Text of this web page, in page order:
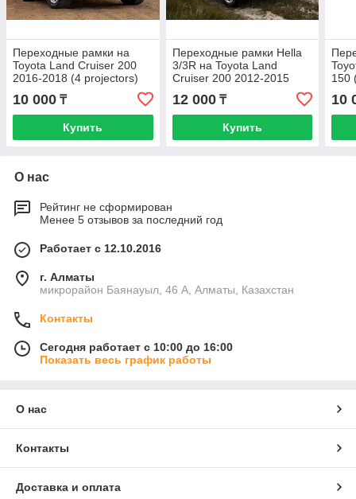
Переходные рамки на
Toyota Land Cruiser 200
2016-2018 (4 projectors)
High Light Halogen Hella
3R
10 000 ₸
Купить
Переходные рамки Hella
3/3R на Toyota Land
Cruiser 200 2012-2015
Lexus LX570 High Light
Lexus LS460 High
12 000₸
Купить
150
10
О нас
Рейтинг не сформирован
Менее 5 отзывов за последний год
Работает с 12.10.2016
г. Алматы
микрорайон Баянауыл, 46 А, Алматы, Казахстан
Контакты
Сегодня работает с 10:00 до 16:00
Показать весь график работы
О нас
Контакты
Доставка и оплата